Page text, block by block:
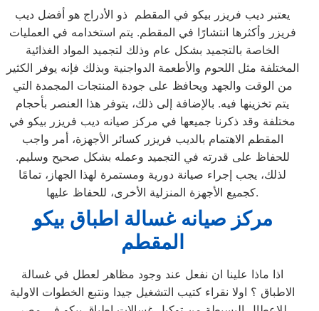
يعتبر ديب فريزر بيكو في المقطم ذو الأدراج هو أفضل ديب
فريزر وأكثرها انتشارًا في المقطم. يتم استخدامه في العمليات
الخاصة بالتجميد بشكل عام وذلك لتجميد المواد الغذائية
المختلفة مثل اللحوم والأطعمة الدواجنية وبذلك فإنه يوفر الكثير
من الوقت والجهد ويحافظ على جودة المنتجات المجمدة التي
يتم تخزينها فيه. بالإضافة إلى ذلك، يتوفر هذا العنصر بأحجام
مختلفة وقد ذكرنا جميعها في مركز صيانه ديب فريزر بيكو في
المقطم الاهتمام بالديب فريزر كسائر الأجهزة، أمر واجب
للحفاظ على قدرته في التجميد وعمله بشكل صحيح وسليم.
لذلك، يجب إجراء صيانة دورية ومستمرة لهذا الجهاز، تمامًا
كجميع الأجهزة المنزلية الأخرى، للحفاظ عليها.
مركز صيانه غسالة اطباق بيكو
المقطم
اذا ماذا علينا ان نفعل عند وجود مظاهر لعطل في غسالة
الاطباق ؟ اولا نقراء كتيب التشغيل جيدا ونتبع الخطوات الاولية